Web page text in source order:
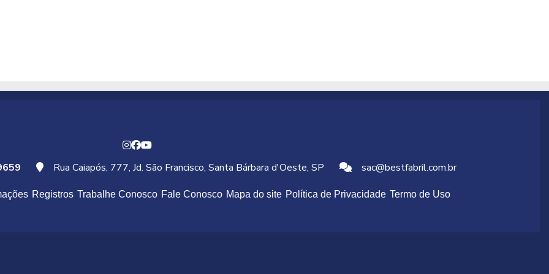
Rua Caiapós, 777, Jd. São Francisco, Santa Bárbara d'Oeste, SP sac@bestfabril.com.br
Registros Trabalhe Conosco Fale Conosco Mapa do site Política de Privacidade Termo de Uso